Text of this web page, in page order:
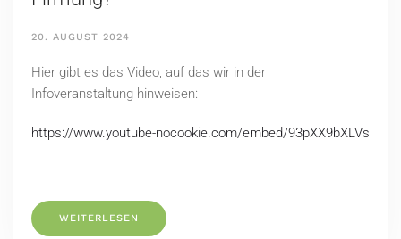
20. AUGUST 2024
Hier gibt es das Video, auf das wir in der
Infoveranstaltung hinweisen:
https://www.youtube-nocookie.com/embed/93pXX9bXLVs
WEITERLESEN